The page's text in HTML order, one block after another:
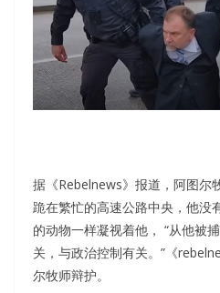
据《Rebelnews》报道，阿图尔
跪在繁忙的高速公路中央，他没
的动物一样凝视着他， “从他被
关，与政治控制有关。”《
尔牧师辩护。